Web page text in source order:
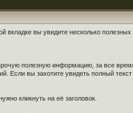
вкладке вы увидите несколько полезных
полезную информацию, за все
вы захотите увидеть полный
кликнуть на её заголовок.